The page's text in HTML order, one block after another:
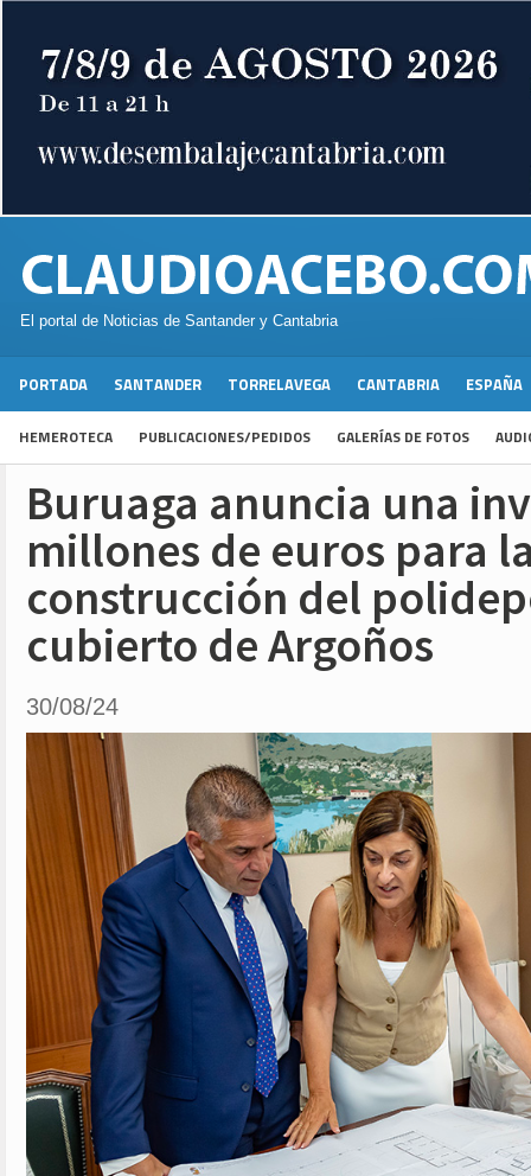
El portal de Noticias de Santander y Cantabria
PORTADA SANTANDER TORRELAVEGA CANTABRIA ESPAÑA
HEMEROTECA PUBLICACIONES/PEDIDOS GALERÍAS DE FOTOS
Buruaga anuncia una
millones de euros para
construcción del
cubierto de Argoños
30/08/24